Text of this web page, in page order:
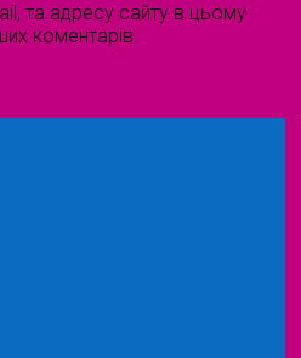
та адресу сайту в цьому
коментарів.